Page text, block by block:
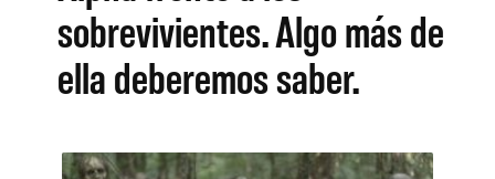
sobrevivientes. Algo más de
ella deberemos saber.